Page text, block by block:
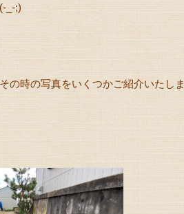
_-;)
の時の写真をいくつかご紹介いたしま